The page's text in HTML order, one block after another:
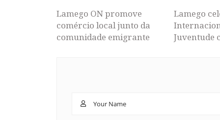
Lamego ON promove
comércio local junto da
comunidade emigrante
Lamego
Juventude